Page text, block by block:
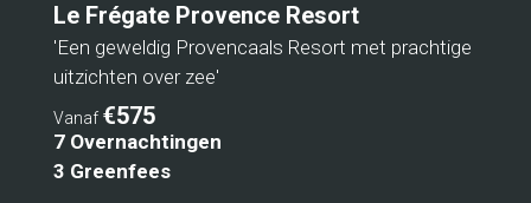
Le Frégate Provence Resort
'Een geweldig Provencaals Resort met prachtige
uitzichten over zee'
Vanaf €575
7 Overnachtingen
3 Greenfees